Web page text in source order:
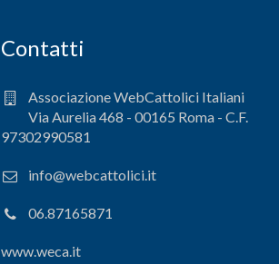
Contatti
Associazione WebCattolici Italiani
Via Aurelia 468 - 00165 Roma - C.F.
97302990581
info@webcattolici.it
06.87165871
www.weca.it